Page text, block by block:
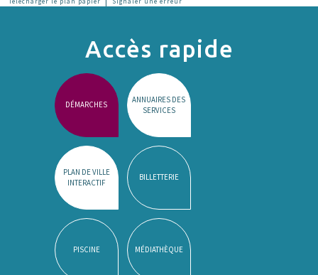
Accès rapide
DÉMARCHES
ANNUAIRES DES
SERVICES
PLAN DE VILLE
INTERACTIF
BILLETTERIE
PISCINE MÉDIATHÈQUE